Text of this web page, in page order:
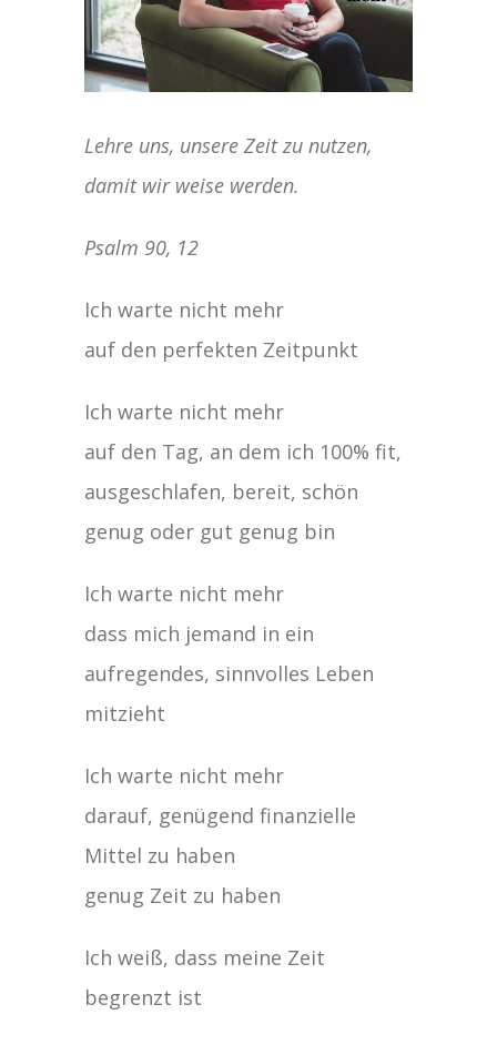
Lehre uns, unsere Zeit zu nutzen,
damit wir weise werden.
Psalm 90, 12
Ich warte nicht mehr
auf den perfekten Zeitpunkt
Ich warte nicht mehr
auf den Tag, an dem ich 100% fit,
ausgeschlafen, bereit, schön
genug oder gut genug bin
Ich warte nicht mehr
dass mich jemand in ein
aufregendes, sinnvolles Leben
mitzieht
Ich warte nicht mehr
darauf, genügend finanzielle
Mittel zu haben
genug Zeit zu haben
Ich weiß, dass meine Zeit
begrenzt ist